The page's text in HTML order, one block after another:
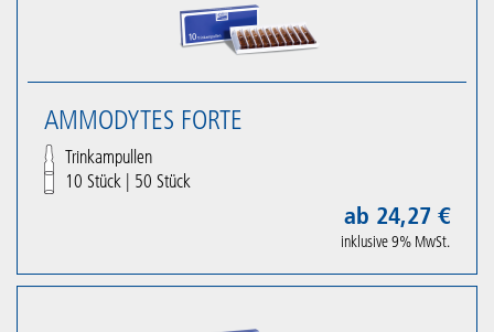
AMMODYTES FORTE
Trinkampullen
10 Stück | 50 Stück
ab 24,27 €
inklusive 9% MwSt.